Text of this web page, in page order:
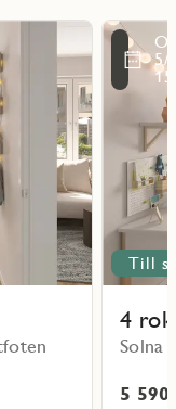
Till
4
Solna
5
5/
Läs
mer
objekt